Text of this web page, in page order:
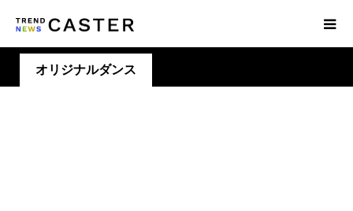
オリジナルダンス